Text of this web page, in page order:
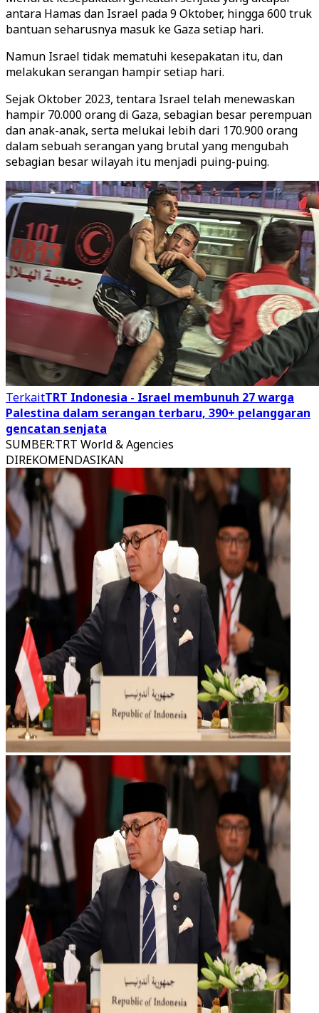
antara Hamas dan Israel pada 9 Oktober, hingga 600 truk
bantuan seharusnya masuk ke Gaza setiap hari.
Namun Israel tidak mematuhi kesepakatan itu, dan
melakukan serangan hampir setiap hari.
Sejak Oktober 2023, tentara Israel telah menewaskan
hampir 70.000 orang di Gaza, sebagian besar perempuan
dan anak-anak, serta melukai lebih dari 170.900 orang
dalam sebuah serangan yang brutal yang mengubah
sebagian besar wilayah itu menjadi puing-puing.
TerkaitTRT Indonesia - Israel membunuh 27 warga
Palestina dalam serangan terbaru, 390+ pelanggaran
gencatan senjata
SUMBER:TRT World & Agencies
DIREKOMENDASIKAN